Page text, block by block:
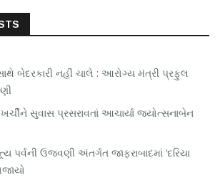
બેદરકારી નહીં ચાલે : આરોગ્ય મંત્રી પ્રફુલ
સુવાસ પ્રસરાવતાં આચાર્યા જ્યોત્સનાબેન
પર્વની ઉજવણી અંતર્ગત જાફરાબાદમાં ‘દરિયા